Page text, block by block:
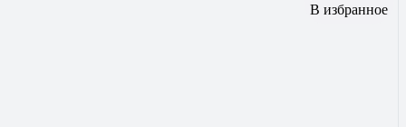
В избранное